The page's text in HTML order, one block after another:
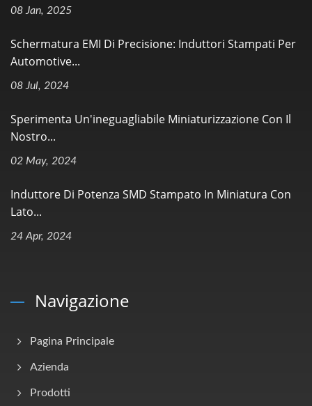
08 Jan, 2025
Schermatura EMI Di Precisione: Induttori Stampati Per
Automotive...
08 Jul, 2024
Sperimenta Un'ineguagliabile Miniaturizzazione Con Il
Nostro...
02 May, 2024
Induttore Di Potenza SMD Stampato In Miniatura Con
Lato...
24 Apr, 2024
Navigazione
Pagina Principale
Azienda
Prodotti